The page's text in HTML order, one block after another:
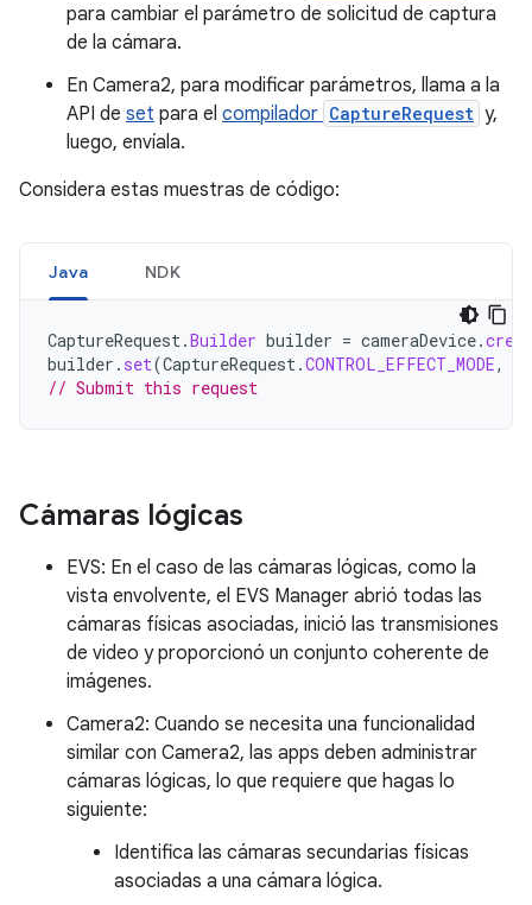
para cambiar el parámetro de solicitud de captura
de la cámara.
En Camera2, para modificar parámetros, llama a la
API de set para el compilador CaptureRequest y,
luego, envíala.
Considera estas muestras de código:
Java NDK
CaptureRequest.Builder builder = cameraDevice.
builder . set(CaptureRequest.CONTROL_EFFECT_MODE,
// Submit this request
Cámaras lógicas
EVS: En el caso de las cámaras lógicas, como la
vista envolvente, el EVS Manager abrió todas las
cámaras físicas asociadas, inició las transmisiones
de video y proporcionó un conjunto coherente de
imágenes.
Camera2: Cuando se necesita una funcionalidad
similar con Camera2, las apps deben administrar
cámaras lógicas, lo que requiere que hagas lo
siguiente:
Identifica las cámaras secundarias físicas
asociadas a una cámara lógica.